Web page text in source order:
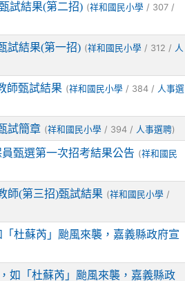
試結果(第二招) (祥和國民小學 / 307 /
試結果(第一招) (祥和國民小學 / 312 / 人
師甄試結果 (祥和國民小學 / 384 / 人事選
試簡章 (祥和國民小學 / 394 / 人事選聘)
甄選第一次招考結果公告 (祥和國民
師(第三招)甄試結果 (祥和國民小學 /
杜蘇芮」颱風來襲，嘉義縣政府宣
如「杜蘇芮」颱風來襲，嘉義縣政